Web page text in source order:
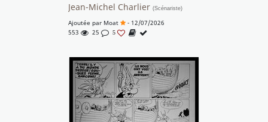
Jean-Michel Charlier (Scénariste)
Ajoutée par Moat
- 12/07/2026
553
25 5